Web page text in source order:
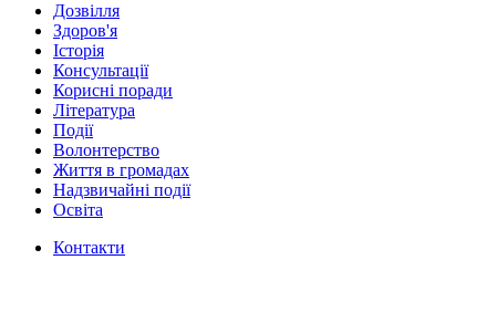
Дозвілля
Здоров'я
Історія
Консультації
Корисні поради
Література
Події
Волонтерство
Життя в громадах
Надзвичайні події
Освіта
Контакти